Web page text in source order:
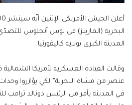
البحرية (المارينز) في لوس أنجلوس
المدينة الكبرى بولاية كاليفورنيا.
عنصر من مشاة البحرية” لكي يؤازروا
في المدينة بأمر من الرئيس دونالد ترامب